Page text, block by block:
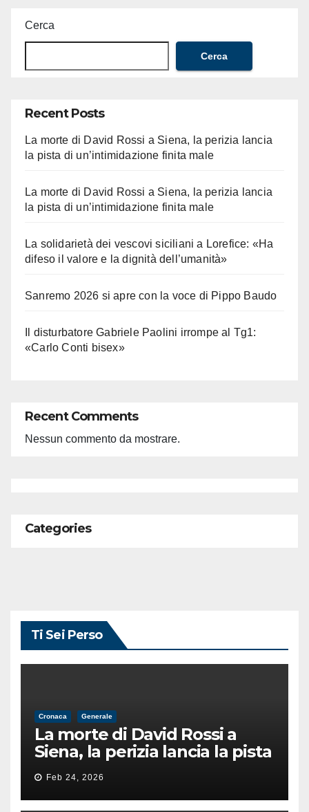
Cerca
Cerca
Recent Posts
La morte di David Rossi a Siena, la perizia lancia
la pista di un’intimidazione finita male
La morte di David Rossi a Siena, la perizia lancia
la pista di un’intimidazione finita male
La solidarietà dei vescovi siciliani a Lorefice: «Ha
difeso il valore e la dignità dell’umanità»
Sanremo 2026 si apre con la voce di Pippo Baudo
Il disturbatore Gabriele Paolini irrompe al Tg1:
«Carlo Conti bisex»
Recent Comments
Nessun commento da mostrare.
Categories
Ti Sei Perso
Cronaca Generale
La morte di David Rossi a
Siena, la perizia lancia la pista
di un’intimidazione finita
male
Feb 24, 2026